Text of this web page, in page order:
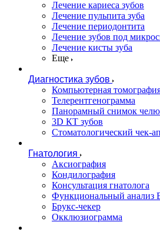
Лечение кариеса зубов
Лечение пульпита зуба
Лечение периодонтита
Лечение зубов под
Лечение кисты зуба
Еще
Диагностика зубов
Компьютерная
Телерентгенограмма
Панорамный снимок
3D КТ зубов
Стоматологический чек-ап
Гнатология
Аксиография
Кондилография
Консультация гнатолога
Функциональный
Брукс-чекер
Окклюзиограмма